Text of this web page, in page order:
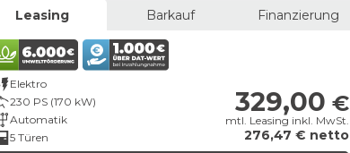
Leasing Barkauf Finanzierung
Elektro
230 PS (170 kW)
Automatik
5 Türen
329,00 €
mtl. Leasing inkl. MwSt.
276,47 € netto